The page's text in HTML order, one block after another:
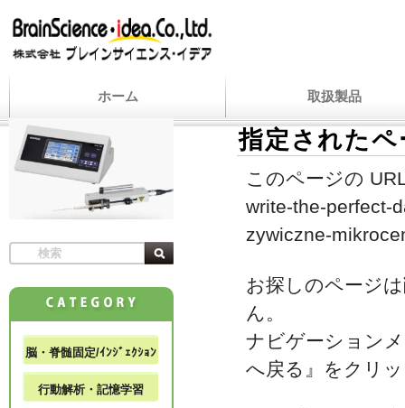
ホーム 取扱製品
指定された
このページの
write-the-perfect-
zywiczne-
お探しのページ
ん。
ナビゲーション
へ戻る』をクリ
脳・脊髄固定/ｲﾝｼﾞｪｸｼｮﾝ
行動解析・記憶学習